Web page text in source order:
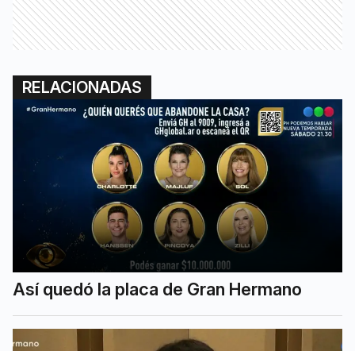
RELACIONADAS
Así quedó la placa de Gran Hermano